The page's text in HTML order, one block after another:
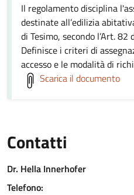
Il regolamento disciplina
destinate all’edilizia
di Tesimo, secondo l’Art.
Definisce i criteri di
accesso e le modalità di
Scarica il documento
Contatti
Dr. Hella Innerhofer
Telefono: